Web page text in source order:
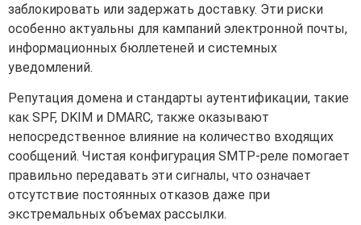
заблокировать или задержать доставку. Эти риски
особенно актуальны для кампаний электронной почты,
информационных бюллетеней и системных
уведомлений.
Репутация домена и стандарты аутентификации, такие
как SPF, DKIM и DMARC, также оказывают
непосредственное влияние на количество входящих
сообщений. Чистая конфигурация SMTP-реле помогает
правильно передавать эти сигналы, что означает
отсутствие постоянных отказов даже при
экстремальных объемах рассылки.